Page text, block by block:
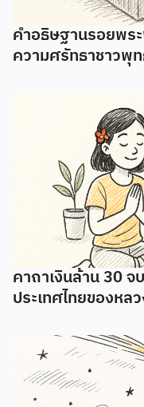
คำอธิษฐานรอยพร
ความศรัทธาชาวพุ
คาถาเงินล้าน 30
ประเทศไทยของหล